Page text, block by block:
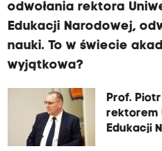
odwołania rektora
Edukacji Narodowej,
nauki. To w świecie
wyjątkowa?
Prof.
rektorem
Edukacji